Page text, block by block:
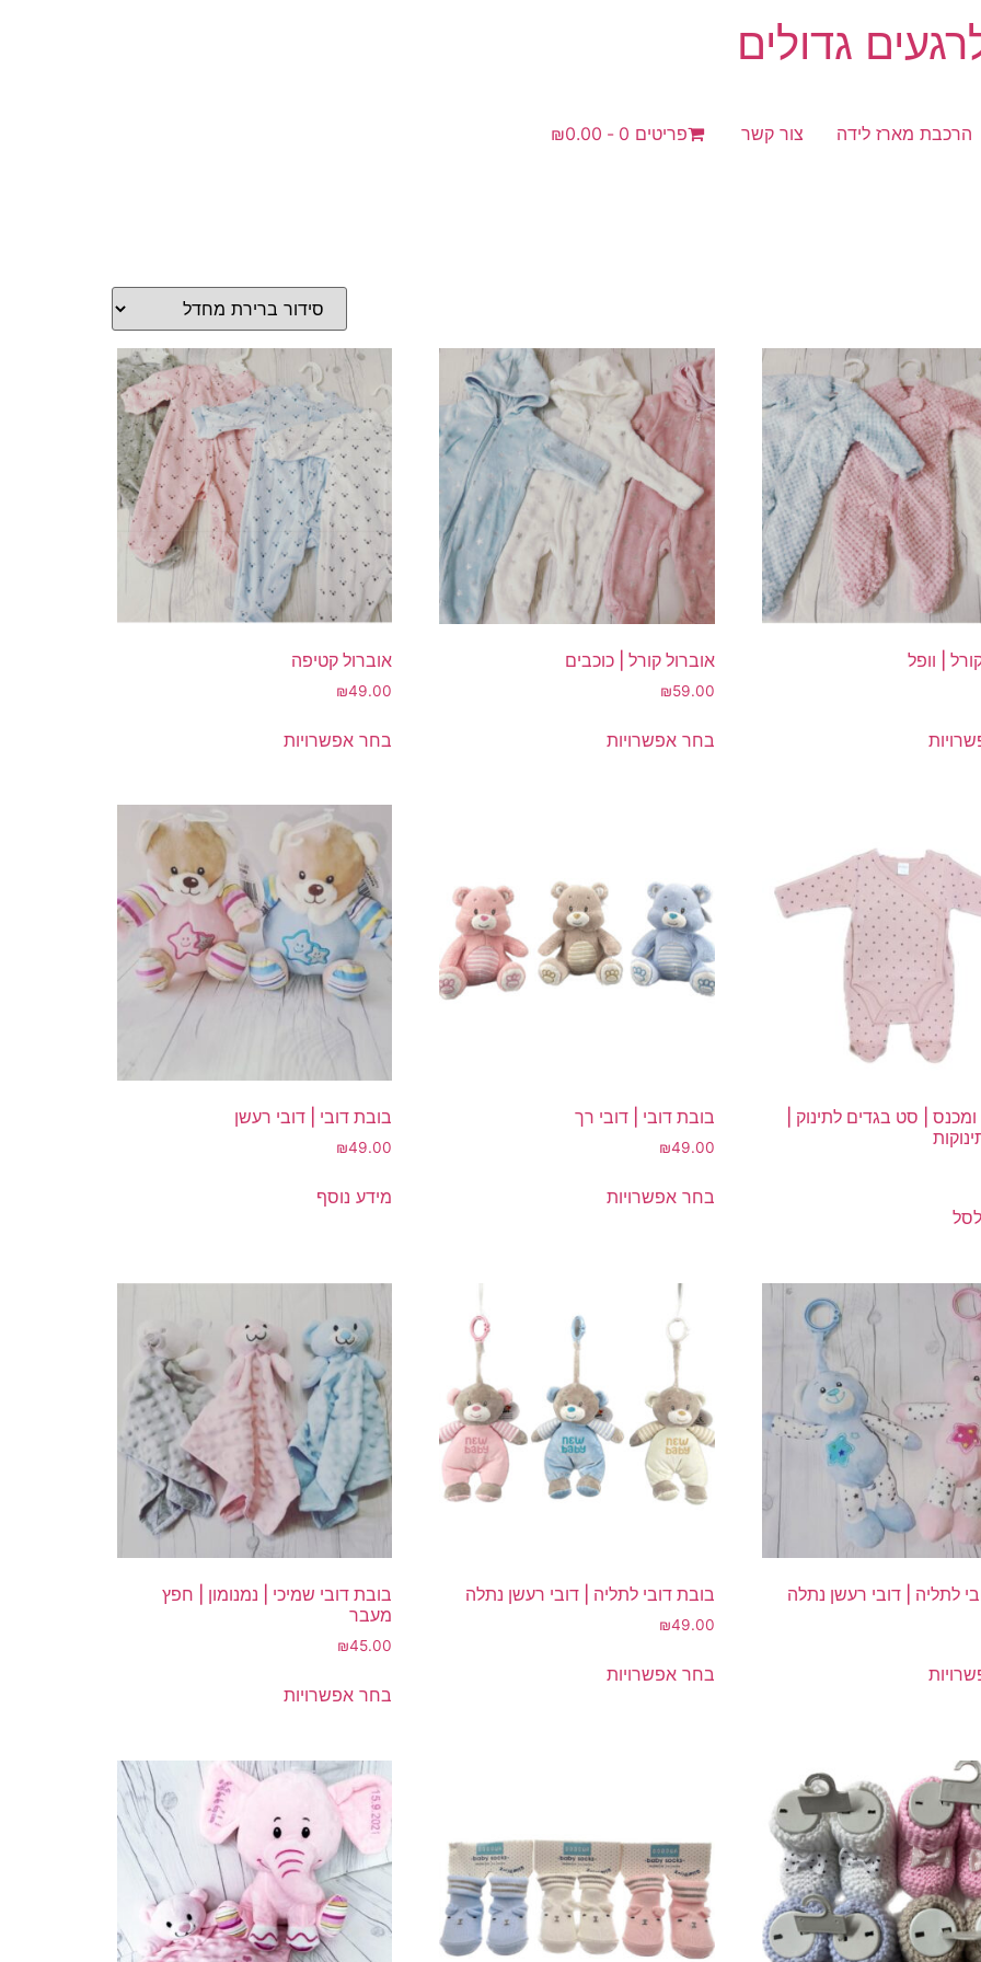
גדולים
הרכבת מארז לידה צור קשר פריטים 0 ₪0.00
| וופל
זה
ניתן
לבחור
את
האפשרויות
בעמוד
המוצר
אוברול קורל | כוכבים
₪59.00
בחר אפשרויותזה
לבחור
את
האפשרויות
בעמוד
המוצר
אוברול קטיפה
₪49.00
בחר אפשרויותזה
מספר
סוגים.
ניתן
לבחור
את
האפשרויות
בעמוד
המוצר
| סט בגדים לתינוק |
בובת דובי | דובי רך
₪49.00
בחר אפשרויותזה
לבחור
האפשרויות
בעמוד
המוצר
בובת דובי | דובי רעשן
₪49.00
מידע נוסף
לתליה | דובי רעשן נתלה
זה
ניתן
לבחור
את
האפשרויות
בעמוד
המוצר
בובת דובי לתליה | דובי רעשן נתלה
₪49.00
בחר אפשרויותזה
את
האפשרויות
בעמוד
המוצר
בובת דובי שמיכי | נמנומון | חפץ
מעבר
₪45.00
בחר אפשרויותזה
סוגים.
לבחור
את
האפשרויות
בעמוד
המוצר